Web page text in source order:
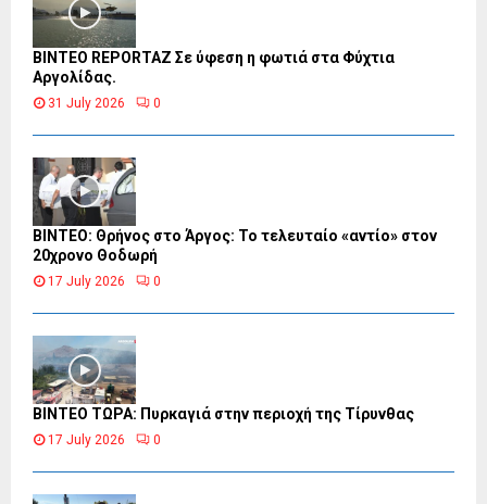
BINTEO REPORTAZ Σε ύφεση η φωτιά στα Φύχτια
Αργολίδας.
31 July 2026 0
ΒΙΝΤΕΟ: Θρήνος στο Άργος: Το τελευταίο «αντίο» στον
20χρονο Θοδωρή
17 July 2026 0
ΒΙΝΤΕΟ ΤΩΡΑ: Πυρκαγιά στην περιοχή της Τίρυνθας
17 July 2026 0